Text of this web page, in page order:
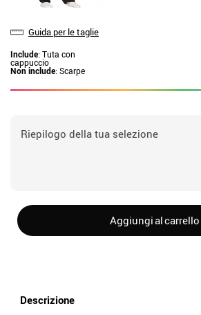
Guida per le taglie
Include: Tuta con
cappuccio
Non include: Scarpe
Riepilogo della tua selezione
Aggiungi al carrello
Descrizione